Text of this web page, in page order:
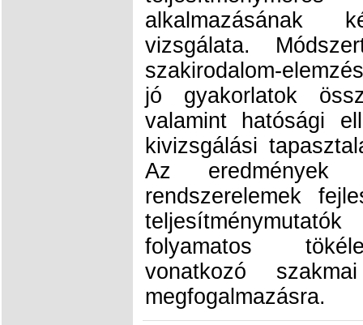
alkalmazásának
vizsgálata.
szakirodalom-
jó gyakorlatok
valamint hatósági
kivizsgálási
Az
rendszerelemek
folyamatos
vonatkozó
megfogalmazásra.